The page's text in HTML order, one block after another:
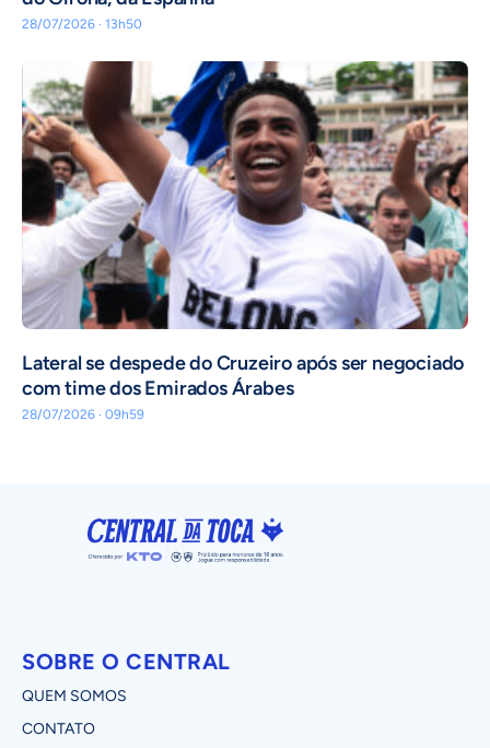
28/07/2026 · 13h50
Lateral se despede do Cruzeiro após ser negociado
com time dos Emirados Árabes
28/07/2026 · 09h59
SOBRE O CENTRAL
QUEM SOMOS
CONTATO